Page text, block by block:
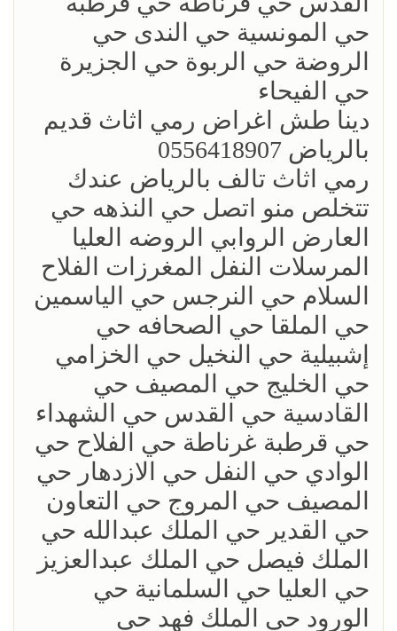
حي المونسية حي الندى حي
الروضة حي الربوة حي الجزيرة
حي الفيحاء
‏دينا طش اغراض رمي اثاث قديم
بالرياض 0556418907
رمي اثاث تالف بالرياض عندك
تتخلص منو اتصل حي النذهه حي
العارض الروابي الروضه العليا
المرسلات النفل المغرزات الفلاح
السلام حي النرجس حي الياسمين
حي الملقا حي الصحافه حي
إشبيلية حي النخيل حي الخزامي
حي الخليج حي المصيف حي
القادسية حي القدس حي الشهداء
حي قرطبة غرناطة حي الفلاح حي
الوادي حي النفل حي الازدهار حي
المصيف حي المروج حي التعاون
حي القدير حي الملك عبدالله حي
الملك فيصل حي الملك عبدالعزيز
حي العليا حي السلمانية حي
الورود حي الملك فهد حي